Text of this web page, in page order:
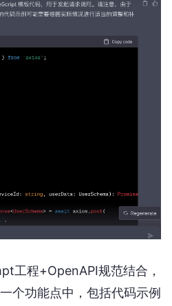
工程+OpenAPI规范结合，
个功能点中，包括代码示例